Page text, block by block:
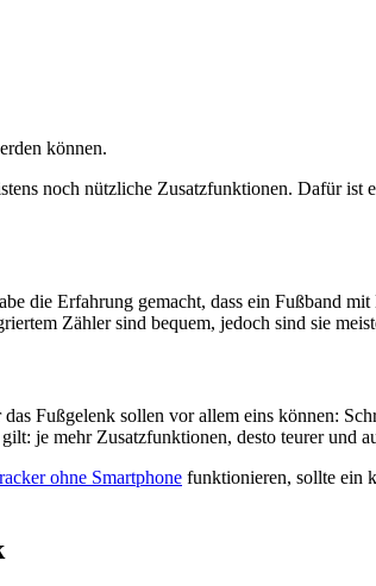
können.
noch nützliche Zusatzfunktionen. Dafür ist
die Erfahrung gemacht, dass ein Fußband
Zähler sind bequem, jedoch sind sie
Fußgelenk sollen vor allem eins können:
je mehr Zusatzfunktionen, desto teurer und
ohne Smartphone funktionieren, sollte ein